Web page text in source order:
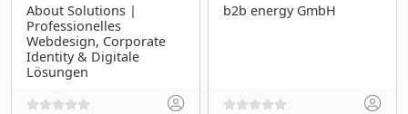
About Solutions |
Professionelles
Webdesign, Corporate
Identity & Digitale
Lösungen
b2b energy GmbH